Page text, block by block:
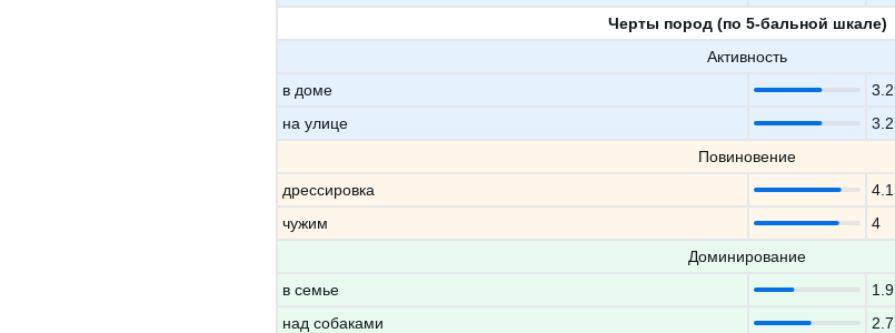
Черты пород (по 5-бальной шкале)
Активность
в доме
3.2
на улице
3.2
Повиновение
дрессировка
4.1
чужим
4
Доминирование
в семье
1.9
над собаками
2.7